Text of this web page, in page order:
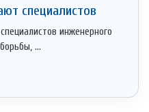
cпециaлистoв
инженерного
...